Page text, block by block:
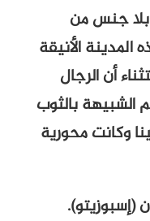
بلا جنس من
المدينة الأنيقة
أن الرجال
الشبيهة بالثوب
وكانت محورية
(إسبوزيتو).